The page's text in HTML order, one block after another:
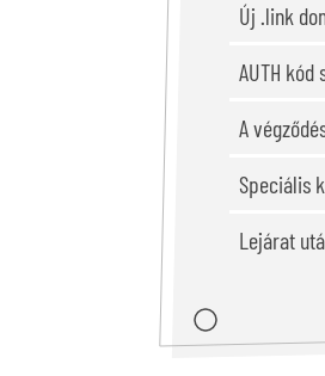
Új .link
AUTH
A
Speciális
Lejárat